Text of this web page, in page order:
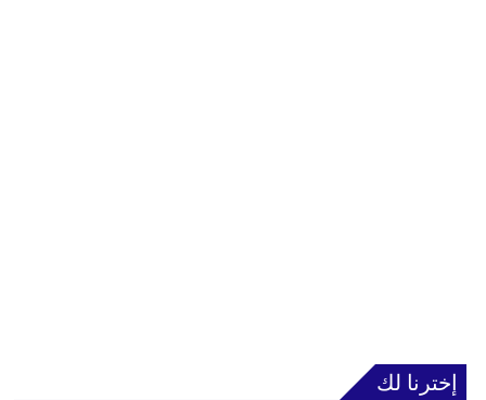
إخترنا لك